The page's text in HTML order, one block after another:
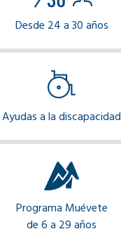
Desde 24 a 30 años
Ayudas a la discapacidad
Programa Muévete
de 6 a 29 años